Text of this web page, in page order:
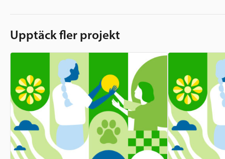
Upptäck fler projekt